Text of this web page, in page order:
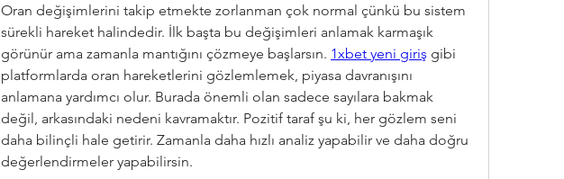
Oran değişimlerini takip etmekte zorlanman çok normal çünkü bu sistem
sürekli hareket halindedir. İlk başta bu değişimleri anlamak karmaşık
görünür ama zamanla mantığını çözmeye başlarsın. 1xbet yeni giriş gibi
platformlarda oran hareketlerini gözlemlemek, piyasa davranışını
anlamana yardımcı olur. Burada önemli olan sadece sayılara bakmak
değil, arkasındaki nedeni kavramaktır. Pozitif taraf şu ki, her gözlem seni
daha bilinçli hale getirir. Zamanla daha hızlı analiz yapabilir ve daha doğru
değerlendirmeler yapabilirsin.